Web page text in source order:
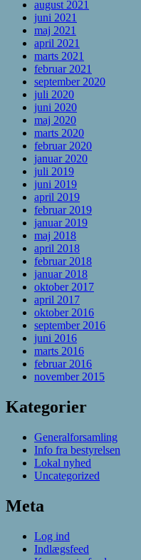
august 2021
juni 2021
maj 2021
april 2021
marts 2021
februar 2021
september 2020
juli 2020
juni 2020
maj 2020
marts 2020
februar 2020
januar 2020
juli 2019
juni 2019
april 2019
februar 2019
januar 2019
maj 2018
april 2018
februar 2018
januar 2018
oktober 2017
april 2017
oktober 2016
september 2016
juni 2016
marts 2016
februar 2016
november 2015
Kategorier
Generalforsamling
Info fra bestyrelsen
Lokal nyhed
Uncategorized
Meta
Log ind
Indlægsfeed